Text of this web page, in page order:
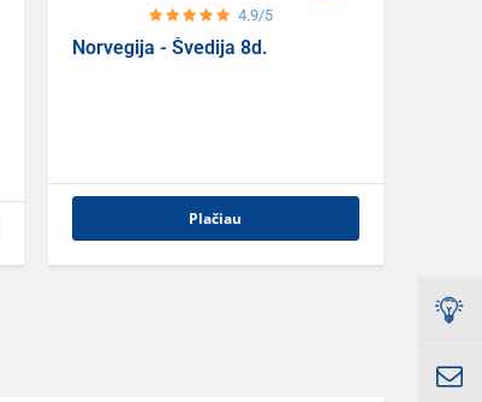
4.9/5
Norvegija - Švedija 8d.
Plačiau